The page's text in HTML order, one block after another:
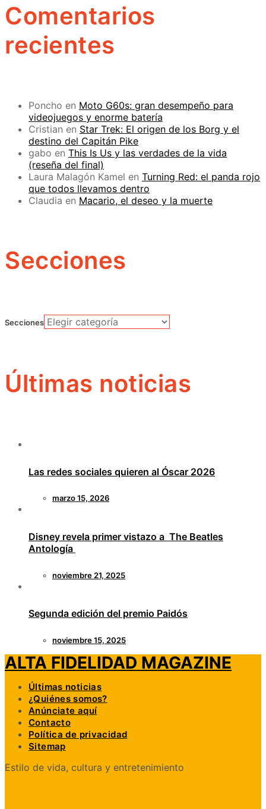
Comentarios
recientes
Poncho en Moto G60s: gran desempeño para
videojuegos y enorme batería
Cristian en Star Trek: El origen de los Borg y el
destino del Capitán Pike
gabo en This Is Us y las verdades de la vida
(reseña del final)
Laura Malagón Kamel en Turning Red: el panda rojo
que todos llevamos dentro
Claudia en Macario, el deseo y la muerte
Secciones
Secciones
Últimas noticias
Las redes sociales quieren al Óscar 2026
marzo 15, 2026
Disney revela primer vistazo a The Beatles
Antología
noviembre 21, 2025
Segunda edición del premio Paidós
noviembre 15, 2025
ALTA FIDELIDAD MAGAZINE
Últimas noticias
¿Quiénes somos?
Anúnciate aquí
Contacto
Política de privacidad
Sitemap
Estilo de vida, cultura y entretenimiento